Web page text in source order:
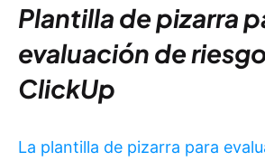
Plantilla de pizarra
evaluación de
ClickUp
La plantilla de pizarra para